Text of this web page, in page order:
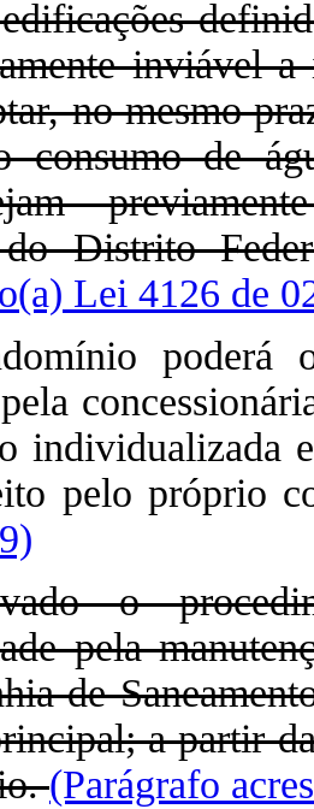
inviável
no mesmo
consumo de
do Distrito
Lei 4126 de
poderá
individualizada
pelo próprio
o
pela
de
a partir
(Parágrafo